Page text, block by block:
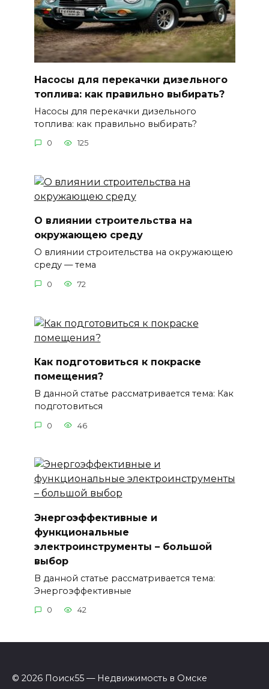
Насосы для перекачки дизельного
топлива: как правильно выбирать?
Насосы для перекачки дизельного
топлива: как правильно выбирать?
0 125
О влиянии строительства на
окружающею среду
О влиянии строительства на окружающею
среду — тема
0 72
Как подготовиться к покраске
помещения?
В данной статье рассматривается тема: Как
подготовиться
0 46
Энергоэффективные и
функциональные
электроинструменты – большой
выбор
В данной статье рассматривается тема:
Энергоэффективные
0 42
© 2026 Поиск55 — Недвижимость в Омске